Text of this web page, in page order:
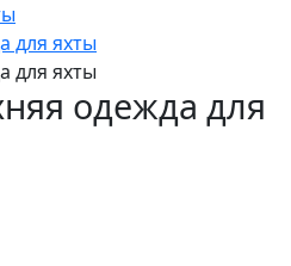
для яхты
для яхты
одежда для